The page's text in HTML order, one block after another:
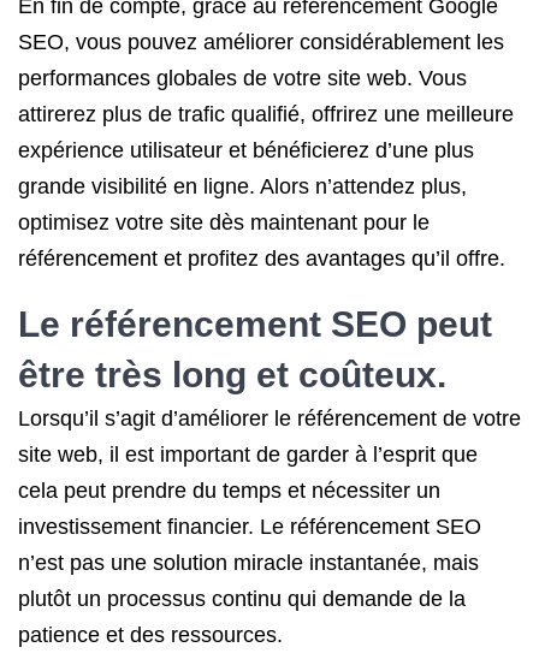
En fin de compte, grâce au référencement Google
SEO, vous pouvez améliorer considérablement les
performances globales de votre site web. Vous
attirerez plus de trafic qualifié, offrirez une meilleure
expérience utilisateur et bénéficierez d’une plus
grande visibilité en ligne. Alors n’attendez plus,
optimisez votre site dès maintenant pour le
référencement et profitez des avantages qu’il offre.
Le référencement SEO peut
être très long et coûteux.
Lorsqu’il s’agit d’améliorer le référencement de votre
site web, il est important de garder à l’esprit que
cela peut prendre du temps et nécessiter un
investissement financier. Le référencement SEO
n’est pas une solution miracle instantanée, mais
plutôt un processus continu qui demande de la
patience et des ressources.